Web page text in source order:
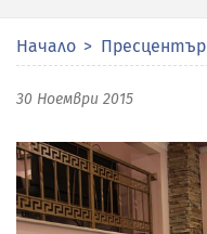
Начало Пресцентър
30 Ноември 2015